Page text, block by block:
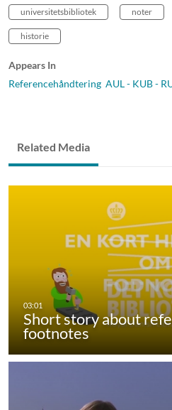
universitetsbibliotek noter
historie
Appears In
Referencehåndtering AUL - KUB -
Related Media
Short story about
footnotes